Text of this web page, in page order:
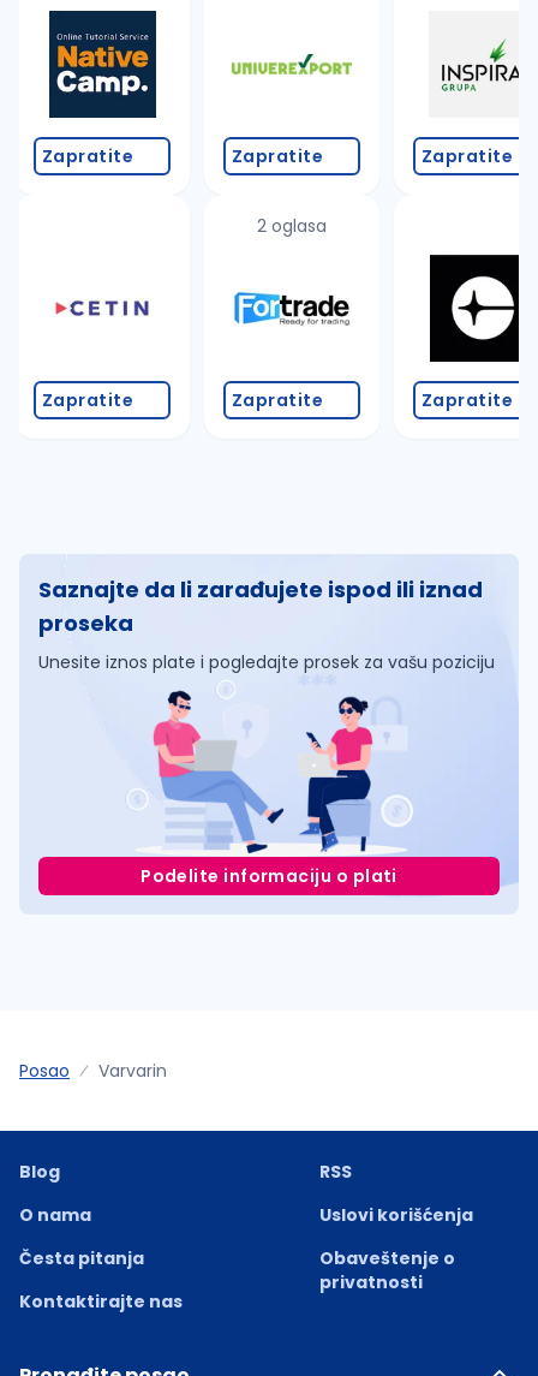
Zapratite
Zapratite
Zapratite
2 oglasa
Zapratite
Zapratite
Zapratite
Saznajte da li zarađujete ispod ili iznad
proseka
Unesite iznos plate i pogledajte prosek za vašu poziciju
Podelite informaciju o plati
Posao Varvarin
Blog
O nama
Česta pitanja
Kontaktirajte nas
RSS
Uslovi korišćenja
Obaveštenje o
privatnosti